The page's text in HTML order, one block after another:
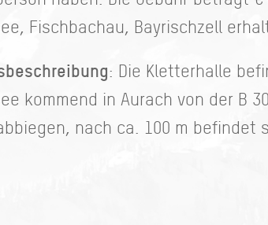
Fischbachau, Bayrischzell
: Die Kletterhalle
kommend in Aurach von der B
nach ca. 100 m befindet